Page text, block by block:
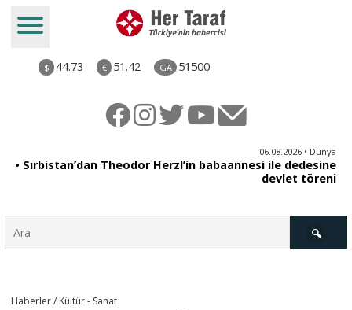
$ 44.73 € 51.42 GA 51500
06.08.2026 • Dünya
• Sırbistan’dan Theodor Herzl’in babaannesi ile dedesine
devlet töreni
Haberler / Kültür - Sanat